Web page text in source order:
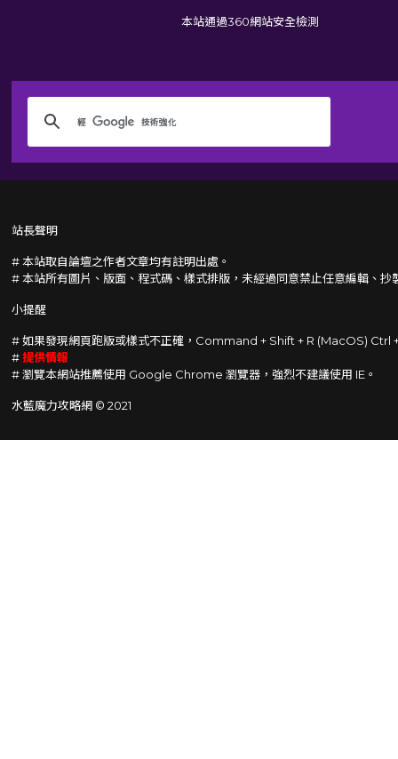
本站通過360網站安全檢測
站長聲明
# 本站取自論壇之作者文章均有註明出處。
# 本站所有圖片、版面、程式碼、樣式排版，未經過同意禁止任意編輯、抄
小提醒
# 如果發現網頁跑版或樣式不正確，Command + Shift + R (MacOS)
#提供情報
# 瀏覽本網站推薦使用 Google Chrome 瀏覽器，強烈不建議使用 IE。
水藍魔力攻略網 © 2021